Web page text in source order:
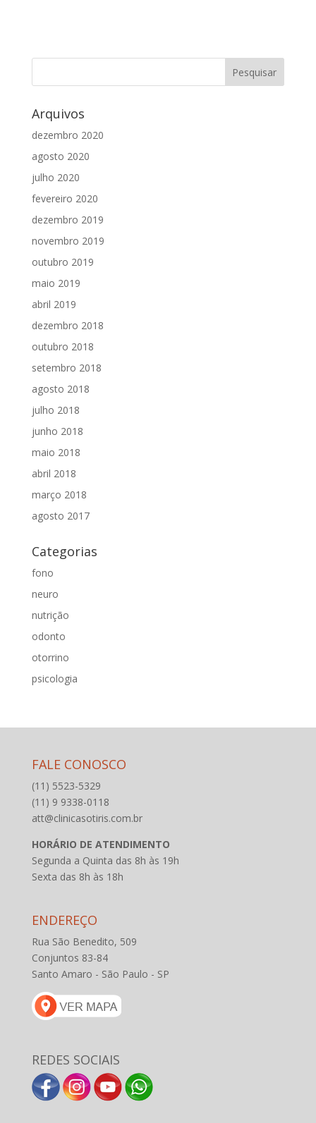
Arquivos
dezembro 2020
agosto 2020
julho 2020
fevereiro 2020
dezembro 2019
novembro 2019
outubro 2019
maio 2019
abril 2019
dezembro 2018
outubro 2018
setembro 2018
agosto 2018
julho 2018
junho 2018
maio 2018
abril 2018
março 2018
agosto 2017
Categorias
fono
neuro
nutrição
odonto
otorrino
psicologia
FALE CONOSCO
(11) 5523-5329
(11) 9 9338-0118
att@clinicasotiris.com.br
HORÁRIO DE ATENDIMENTO
Segunda a Quinta das 8h às 19h
Sexta das 8h às 18h
ENDEREÇO
Rua São Benedito, 509
Conjuntos 83-84
Santo Amaro - São Paulo - SP
REDES SOCIAIS